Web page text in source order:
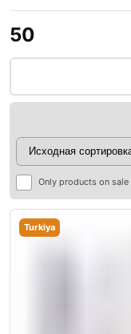
50
Only products on sale
Turkiya